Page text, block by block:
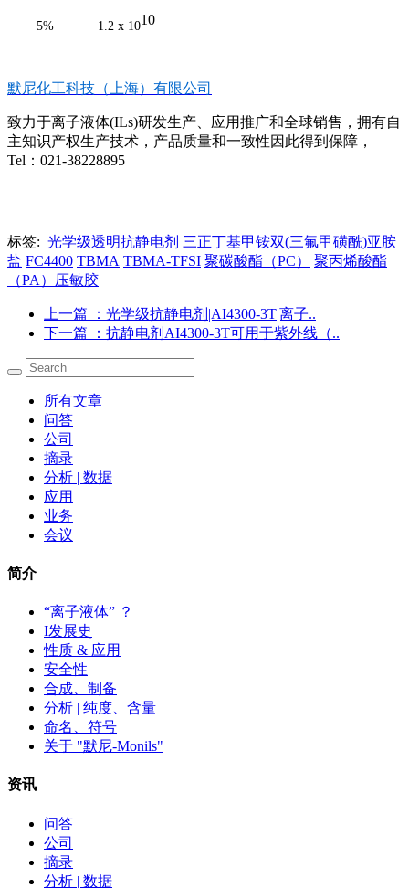
5% 1.2 x 1010
默尼化工科技（上海）有限公司
致力于离子液体(ILs)研发生产、应用推广和全球销售，拥有自
主知识产权生产技术，产品质量和一致性因此得到保障，
Tel：021-38228895
标签: 光学级透明抗静电剂 三正丁基甲铵双(三氟甲磺酰)亚胺
盐 FC4400 TBMA TBMA-TFSI 聚碳酸酯（PC）
聚丙烯酸酯
（PA）压敏胶
上一篇
：光学级抗静电剂|AI4300-3T|离子..
下一篇
：抗静电剂AI4300-3T可用于紫外线（..
所有文章
问答
公司
摘录
分析 | 数据
应用
业务
会议
简介
“离子液体” ？
I发展史
性质 & 应用
安全性
合成、制备
分析 | 纯度、含量
命名、符号
关于 "默尼-Monils"
资讯
问答
公司
摘录
分析 | 数据